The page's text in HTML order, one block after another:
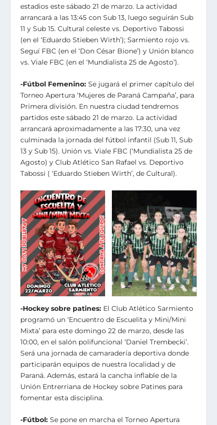
estadios este sábado 21 de marzo. La actividad
arrancará a las 13:45 con Sub 13, luego seguirán Sub
11 y Sub 15. Cultural celeste vs. Deportivo Tabossi
(en el ‘Eduardo Stieben Wirth’); Sarmiento rojo vs.
Seguí FBC (en el ‘Don César Bione’) y Unión blanco
vs. Viale FBC (en el ‘Mundialista 25 de Agosto’).
-Fútbol Femenino:Se jugará el primer capítulo del
Torneo Apertura ‘Mujeres de Paraná Campaña’, para
Primera división. En nuestra ciudad tendremos
partidos este sábado 21 de marzo. La actividad
arrancará aproximadamente a las 17:30, una vez
culminada la jornada del fútbol infantil (Sub 11, Sub
13 y Sub 15). Unión vs. Viale FBC (‘Mundialista 25 de
Agosto) y Club Atlético San Rafael vs. Deportivo
Tabossi ( ‘Eduardo Stieben Wirth’, de Cultural).
-Hockey sobre patines: El Club Atlético Sarmiento
programó un ‘Encuentro de Escuelita y Mini/Mini
Mixta’ para este domingo 22 de marzo, desde las
10:00, en el salón polifuncional ‘Daniel Trembecki’.
Será una jornada de camaradería deportiva donde
participarán equipos de nuestra localidad y de
Paraná. Además, estará la cancha inflable de la
Unión Entrerriana de Hockey sobre Patines para
fomentar esta disciplina.
-Fútbol:Se pone en marcha el Torneo Apertura